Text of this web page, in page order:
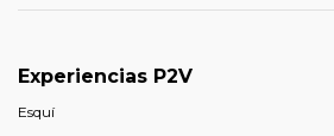
Experiencias P2V
Esquí